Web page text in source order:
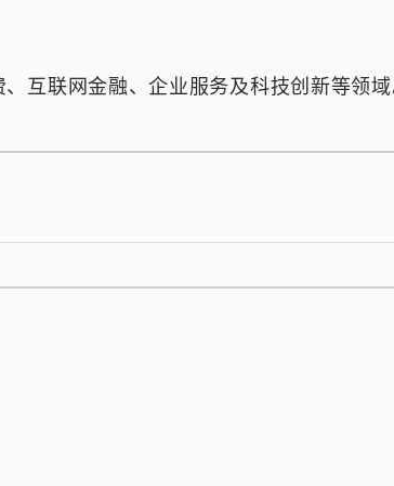
互联网金融、企业服务及科技创新等领